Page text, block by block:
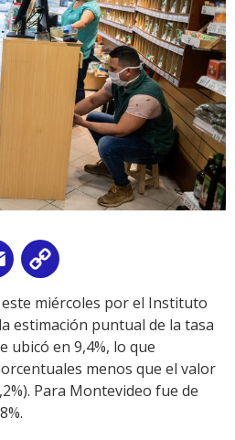
Email
Link
miércoles por el Instituto
estimación puntual de la tasa
ubicó en 9,4%, lo que
menos que el valor
Para Montevideo fue de